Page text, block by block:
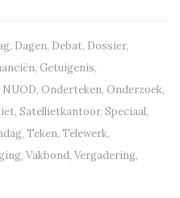
, Dagen, Debat, Dossier,
, Getuigenis,
NUOD, Onderteken, Onderzoek,
, Satellietkantoor, Speciaal,
, Teken, Telewerk,
, Vakbond, Vergadering,